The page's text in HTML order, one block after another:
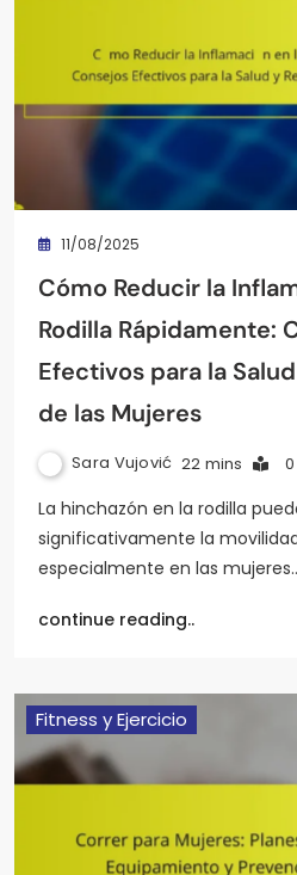
11/08/2025
Cómo Reducir la
Rodilla Rápidamente:
Efectivos para la
de las Mujeres
Sara Vujović 22 mins 0
La hinchazón en la rodilla
significativamente la
especialmente en las
continue reading..
Fitness y Ejercicio